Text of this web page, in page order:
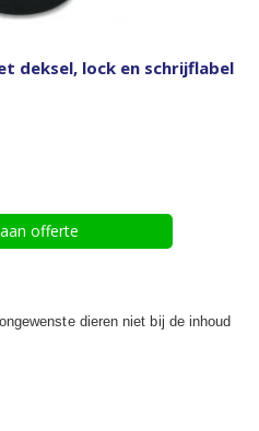
deksel, lock en schrijflabel
offerte
dieren niet bij de inhoud